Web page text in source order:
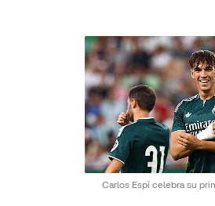
Carlos Espí celebra su